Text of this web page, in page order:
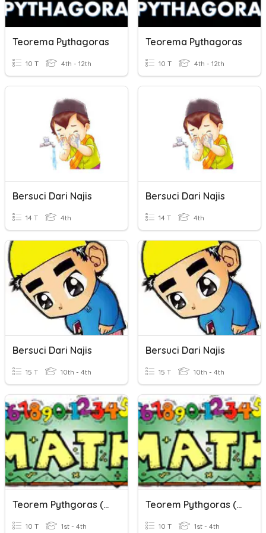
Teorema Pythagoras
10 T 4th - 12th
Teorema Pythagoras
10 T 4th - 12th
Bersuci Dari Najis
14 T 4th
Bersuci Dari Najis
14 T 4th
Bersuci Dari Najis
15 T 10th - 4th
Bersuci Dari Najis
15 T 10th - 4th
Teorem Pythgoras (Ulangkaji Set 1)
10 T 1st - 4th
Teorem Pythgoras (Ulangkaji Set 1)
10 T 1st - 4th